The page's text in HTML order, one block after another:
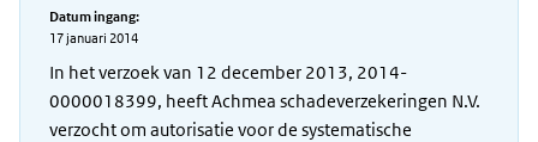
Datum ingang:
17 januari 2014
In het verzoek van 12 december 2013, 2014-
0000018399, heeft Achmea schadeverzekeringen N.V.
verzocht om autorisatie voor de systematische